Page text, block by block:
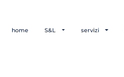
home S&L servizi